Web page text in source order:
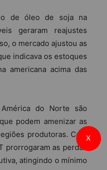
de óleo de soja na
geraram reajustes
o mercado ajustou as
indicava os estoques
americana acima das
do Norte são
podem amenizar as
produtoras. Com
prorrogaram as perdas
atingindo o mínimo
X